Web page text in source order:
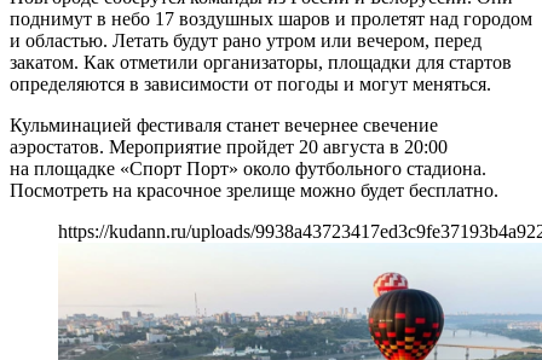
поднимут в небо 17 воздушных шаров и пролетят над городом
и областью. Летать будут рано утром или вечером, перед
закатом. Как отметили организаторы, площадки для стартов
определяются в зависимости от погоды и могут меняться.
Кульминацией фестиваля станет вечернее свечение
аэростатов. Мероприятие пройдет 20 августа в 20:00
на площадке «Спорт Порт» около футбольного стадиона.
Посмотреть на красочное зрелище можно будет бесплатно.
https://kudann.ru/uploads/